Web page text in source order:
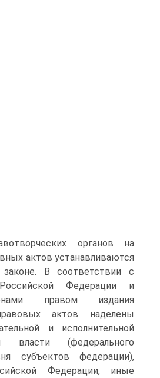
органов на
актов устанавливаются
В соответствии с
Федерации и
правом издания
актов наделены
и исполнительной
власти (федерального
субъектов федерации),
Федерации, иные